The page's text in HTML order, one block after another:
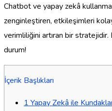
Chatbot ve yapay zekâ
zenginleştiren, etkileşimleri
verimliliğini artıran bir stratejidir.
durum!
İçerik Başlıkları
1 Yapay Zekâ ile